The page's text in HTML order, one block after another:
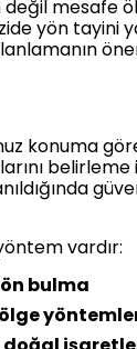
mesafe
yön tayini
konuma
vardır:
bulma